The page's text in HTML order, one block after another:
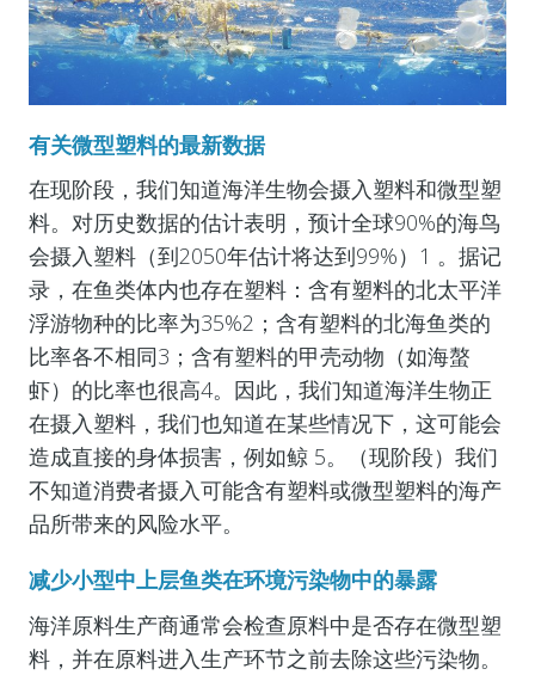
有关微型塑料的最新数据
在现阶段，我们知道海洋生物会摄入塑料和微型塑
料。对历史数据的估计表明，预计全球90%的海鸟
会摄入塑料（到2050年估计将达到99%）1 。据记
录，在鱼类体内也存在塑料：含有塑料的北太平洋
浮游物种的比率为35%2；含有塑料的北海鱼类的
比率各不相同3；含有塑料的甲壳动物（如海螯
虾）的比率也很高4。因此，我们知道海洋生物正
在摄入塑料，我们也知道在某些情况下，这可能会
造成直接的身体损害，例如鲸 5。（现阶段）我们
不知道消费者摄入可能含有塑料或微型塑料的海产
品所带来的风险水平。
减少小型中上层鱼类在环境污染物中的暴露
海洋原料生产商通常会检查原料中是否存在微型塑
料，并在原料进入生产环节之前去除这些污染物。